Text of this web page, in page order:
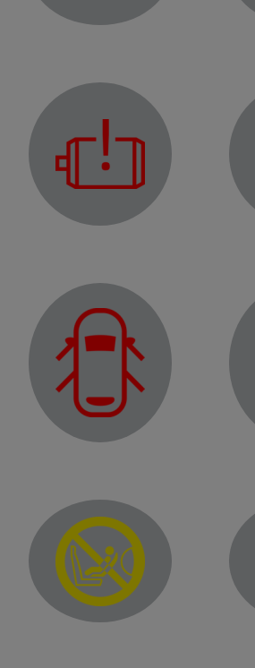
Electric motor fault warning light
Door status warning light
Passenger airbag ON